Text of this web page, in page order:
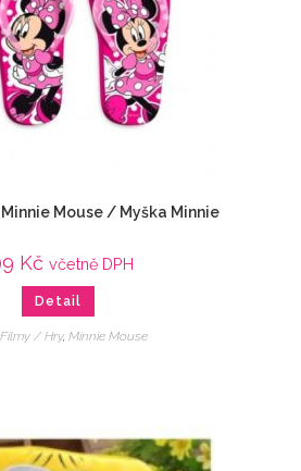
Mouse / Myška Minnie
Kč včetně DPH
Detail
Filmy / Hry, Minnie Mouse